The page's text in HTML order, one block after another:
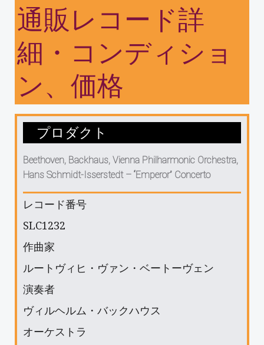
通販レコード詳
細・コンディショ
ン、価格
プロダクト
Beethoven, Backhaus, Vienna Philharmonic Orchestra,
Hans Schmidt-Isserstedt ‎– “Emperor” Concerto
レコード番号
SLC1232
作曲家
ルートヴィヒ・ヴァン・ベートーヴェン
演奏者
ヴィルヘルム・バックハウス
オーケストラ